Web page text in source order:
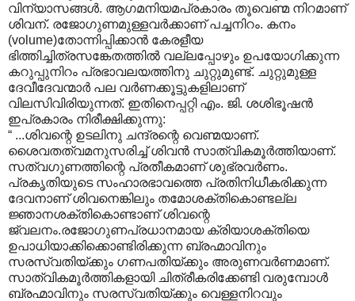
വിന്യാസങ്ങള്‍. ആഗമനിയമപ്രകാരം തൂവെണ്മ നിറമാണ്
ശിവന്. രജോഗുണമുള്ളവര്‍ക്കാണ് പച്ചനിറം. കനം
(volume)തോന്നിപ്പിക്കാന്‍ കേരളീയ
ഭിത്തിച്ചിത്രസങ്കേതത്തില്‍ വല്ലപ്പോഴും ഉപയോഗിക്കുന്ന
കറുപ്പുനിറം പ്രഭാവലയത്തിനു ചുറ്റുമുണ്ട്. ചുറ്റുമുള്ള
ദേവീദേവന്മാര്‍ പല വര്‍ണക്കൂട്ടുകളിലാണ്
വിലസിവിരിയുന്നത്. ഇതിനെപ്പറ്റി എം. ജി. ശശിഭൂഷന്‍
ഇപ്രകാരം നിരീക്ഷിക്കുന്നു:
“ ...ശിവന്റെ ഉടലിനു ചന്ദ്രന്റെ വെണ്മയാണ്.
ശൈവതത്വമനുസരിച്ച് ശിവന്‍ സാത്വികമൂര്‍ത്തിയാണ്.
സത്വഗുണത്തിന്റെ പ്രതീകമാണ് ശുഭ്രവര്‍ണം.
പ്രകൃതിയുടെ സംഹാരഭാവത്തെ പ്രതിനിധീകരിക്കുന്ന
ദേവനാണ് ശിവനെങ്കിലും തമോശക്തികൊണ്ടല്ല
ജ്ഞാനശക്തികൊണ്ടാണ് ശിവന്റെ
ജ്വലനം.രജോഗുണപ്രധാനമായ ക്രിയാശക്തിയെ
ഉപാധിയാക്കിക്കൊണ്ടിരിക്കുന്ന ബ്രഹ്മാവിനും
സരസ്വതിയ്ക്കും ഗണപതിയ്ക്കും അരുണവര്‍ണമാണ്.
സാത്വികമൂര്‍ത്തികളായി ചിത്രീകരിക്കേണ്ടി വരുമ്പോള്‍
ബ്രഹ്മാവിനും സരസ്വതിയ്ക്കും വെള്ളനിറവും